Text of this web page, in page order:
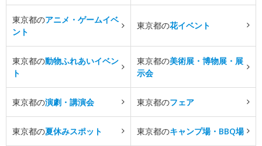
東京都のアニメ・ゲームイベ
ント
東京都の花イベント
東京都の動物ふれあいイベン
ト
東京都の美術展・博物展・展
示会
東京都の演劇・講演会 東京都のフェア
東京都の夏休みスポット 東京都のキャンプ場・BBQ場